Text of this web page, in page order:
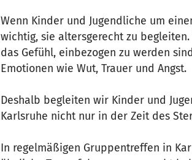
Wenn Kinder und Jugendliche um
wichtig, sie altersgerecht zu
das Gefühl, einbezogen zu werden
Emotionen wie Wut, Trauer und Angst.
Deshalb begleiten wir Kinder und
Karlsruhe nicht nur in der Zeit des
In regelmäßigen Gruppentreffen in